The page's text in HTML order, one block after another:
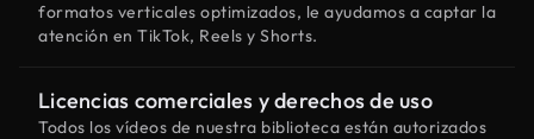
formatos verticales optimizados, le ayudamos a captar la
atención en TikTok, Reels y Shorts.
Licencias comerciales y derechos de uso
Todos los vídeos de nuestra biblioteca están autorizados